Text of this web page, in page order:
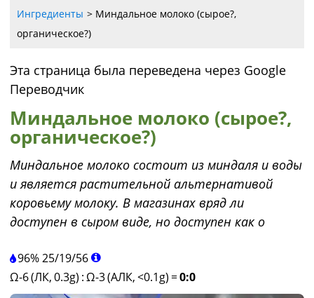
Ингредиенты
Миндальное молоко (сырое?,
органическое?)
Эта страница была переведена через Google
Переводчик
Миндальное молоко (сырое?,
органическое?)
Миндальное молоко состоит из миндаля и воды
и является растительной альтернативой
коровьему молоку. В магазинах вряд ли
доступен в сыром виде, но доступен как о
96%25/19/56
Ω-6 (ЛК, 0.3g) :Ω-3 (АЛК, <0.1g) =0:0